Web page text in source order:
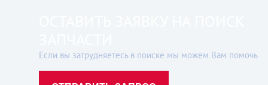
Если вы затрудняетесь в поиске мы можем Вам помочь